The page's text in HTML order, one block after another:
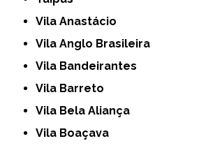
Vila Anastácio
Vila Anglo Brasileira
Vila Bandeirantes
Vila Barreto
Vila Bela Aliança
Vila Boaçava